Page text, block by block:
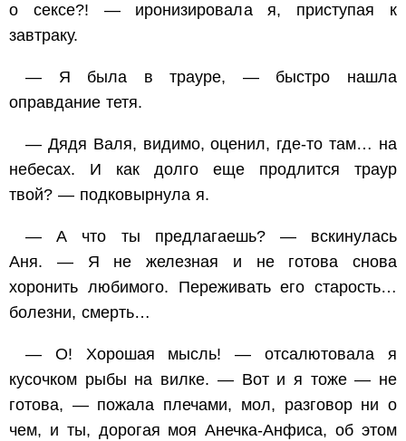
о сексе?! — иронизировала я, приступая к
завтраку.
— Я была в трауре, — быстро нашла
оправдание тетя.
— Дядя Валя, видимо, оценил, где-то там… на
небесах. И как долго еще продлится траур
твой? — подковырнула я.
— А что ты предлагаешь? — вскинулась
Аня. — Я не железная и не готова снова
хоронить любимого. Переживать его старость…
болезни, смерть…
— О! Хорошая мысль! — отсалютовала я
кусочком рыбы на вилке. — Вот и я тоже — не
готова, — пожала плечами, мол, разговор ни о
чем, и ты, дорогая моя Анечка-Анфиса, об этом